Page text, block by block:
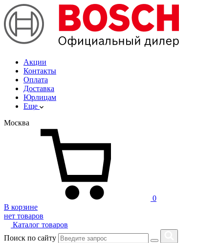
Акции
Контакты
Оплата
Доставка
Юрлицам
Еще
Москва
0
В корзине
нет товаров
Каталог товаров
Поиск по сайту